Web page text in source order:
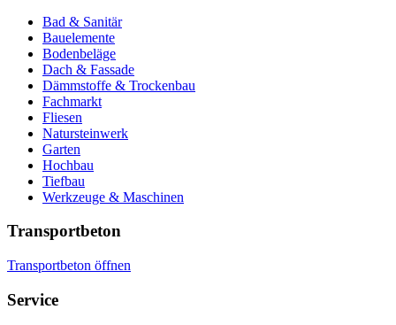
Bad & Sanitär
Bauelemente
Bodenbeläge
Dach & Fassade
Dämmstoffe & Trockenbau
Fachmarkt
Fliesen
Natursteinwerk
Garten
Hochbau
Tiefbau
Werkzeuge & Maschinen
Transportbeton
Transportbeton öffnen
Service